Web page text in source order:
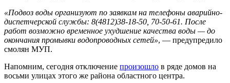
«Подвоз воды организуют по заявкам на телефоны аварийно-
диспетчерской службы: 8(4812)38-18-50, 70-50-61. После
работ возможно временное ухудшение качества воды — до
окончания промывки водопроводных сетей», — предупредило
смолян МУП.
Напомним, сегодня отключение произошло в ряде домов на
восьми улицах этого же района областного центра.